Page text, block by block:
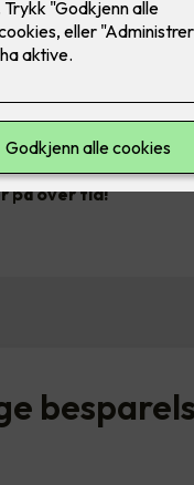
å begrense
2023, og dermed
der lysstoffrør
på over tid!